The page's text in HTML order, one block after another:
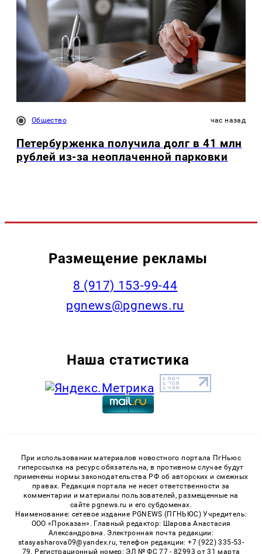
Общество час назад
Петербурженка получила долг в 41 млн
рублей из-за неоплаченной парковки
Размещение рекламы
‭8 (917) 153-99-44
pgnews@pgnews.ru
Наша статистика
При использовании материалов новостного портала ПгНьюс
гиперссылка на ресурс обязательна, в противном случае будут
применены нормы законодательства РФ об авторских и смежных
правах. Редакция портала не несет ответственности за
комментарии и материалы пользователей, размещенные на
сайте pgnews.ru и его субдоменах.
Наименование: сетевое издание PGNEWS (ПГНЬЮС) Учредитель:
ООО «Проказан». Главный редактор: Шарова Анастасия
Александровна. Электронная почта редакции:
stasyasharova09@yandex.ru, телефон редакции: +7 (922) 335-53-
79. Регистрационный номер: ЭЛ № ФС 77 - 82993 от 31 марта